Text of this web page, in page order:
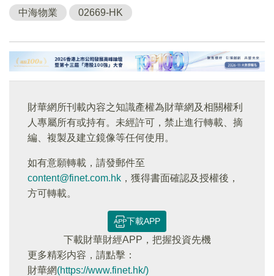
中海物業 02669-HK
財華網所刊載內容之知識產權為財華網及相關權利
人專屬所有或持有。未經許可，禁止進行轉載、摘
編、複製及建立鏡像等任何使用。
如有意願轉載，請發郵件至
content@finet.com.hk ，獲得書面確認及授權後，
方可轉載。
下載APP
下載財華財經APP，把握投資先機
更多精彩内容，請點擊：
財華網(https://www.finet.hk/)